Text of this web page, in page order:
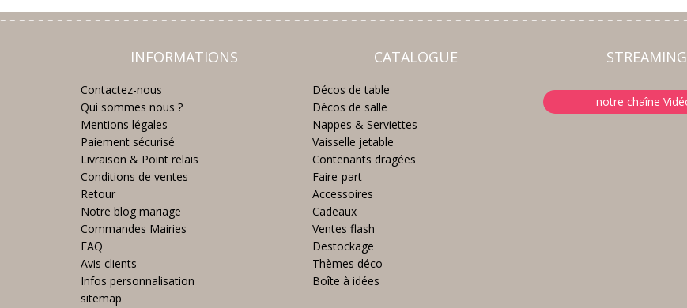
INFORMATIONS
Contactez-nous
Qui sommes nous ?
Mentions légales
Paiement sécurisé
Livraison & Point relais
Conditions de ventes
Retour
Notre blog mariage
Commandes Mairies
FAQ
Avis clients
Infos personnalisation
sitemap
CATALOGUE
Décos de table
Décos de salle
Nappes & Serviettes
Vaisselle jetable
Contenants dragées
Faire-part
Accessoires
Cadeaux
Ventes flash
Destockage
Thèmes déco
Boîte à idées
STREAMING
notre chaîne